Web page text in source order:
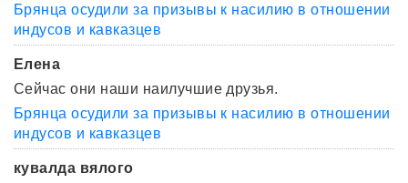
Брянца осудили за призывы к насилию в отношении
индусов и кавказцев
Елена
Сейчас они наши наилучшие друзья.
Брянца осудили за призывы к насилию в отношении
индусов и кавказцев
кувалда вялого